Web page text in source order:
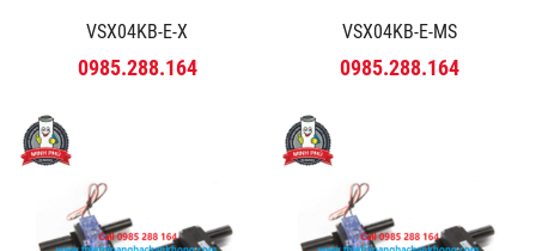
VSX04KB-E-X
0985.288.164
VSX04KB-E-MS
0985.288.164